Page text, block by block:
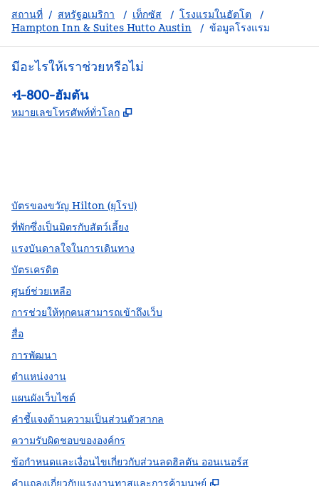
สถานที่ / สหรัฐอเมริกา / เท็กซัส / โรงแรมในฮัตโต
/
Hampton Inn & Suites Hutto Austin
/ ข้อมูลโรงแรม
มีอะไรให้เราช่วยหรือไม่
โทรศัพท์:
+1-800-ฮัมตัน
หมายเลขโทรศัพท์ทั่วโลก ,
บัตรของขวัญ Hilton (ยุโรป)
ที่พักซึ่งเป็นมิตรกับสัตว์เลี้ยง
แรงบันดาลใจในการเดินทาง
บัตรเครดิต
ศูนย์ช่วยเหลือ
การช่วยให้ทุกคนสามารถเข้าถึงเว็บ
สื่อ
การพัฒนา
ตำแหน่งงาน
แผนผังเว็บไซต์
คำชี้แจงด้านความเป็นส่วนตัวสากล
ความรับผิดชอบขององค์กร
ข้อกำหนดและเงื่อนไขเกี่ยวกับส่วนลดฮิลตัน ออนเนอร์ส
คําแถลงเกี่ยวกับแรงงานทาสและการค้ามนุษย์
,